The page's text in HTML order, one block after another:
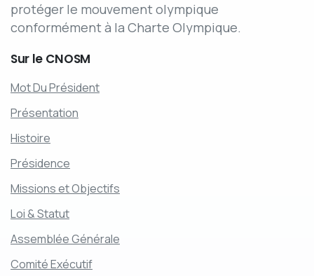
protéger le mouvement olympique
conformément à la Charte Olympique.
Sur le CNOSM
Mot Du Président
Présentation
Histoire
Présidence
Missions et Objectifs
Loi & Statut
Assemblée Générale
Comité Exécutif